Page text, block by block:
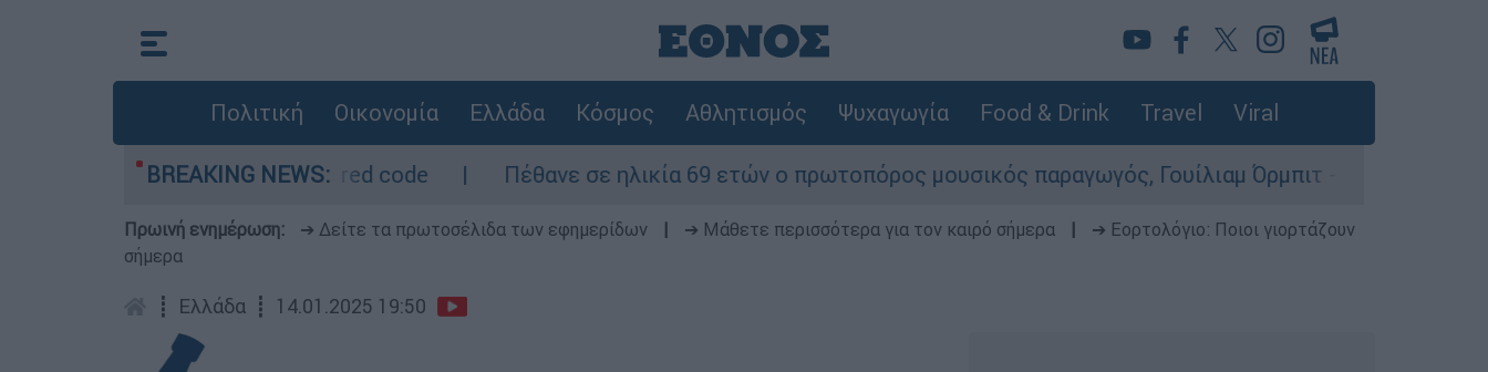
Πολιτική Οικονομία Ελλάδα Κόσμος Αθλητισμός Ψυχαγωγία Food & Drink Travel Viral
BREAKING NEWS:
- Οι περιοχές σε red code Πέθανε σε ηλικία 69 ετών ο πρωτοπόρος μουσικός παραγωγός, Γουίλιαμ Όρμπιτ - Η καθοριστική
Πρωινή ενημέρωση: ➔ Δείτε τα πρωτοσέλιδα των εφημερίδων ➔ Μάθετε περισσότερα για τον καιρό σήμερα
➔ Εορτολόγιο: Ποιοι γιορτάζουν
σήμερα
┋ Ελλάδα ┋ 14.01.2025 19:50